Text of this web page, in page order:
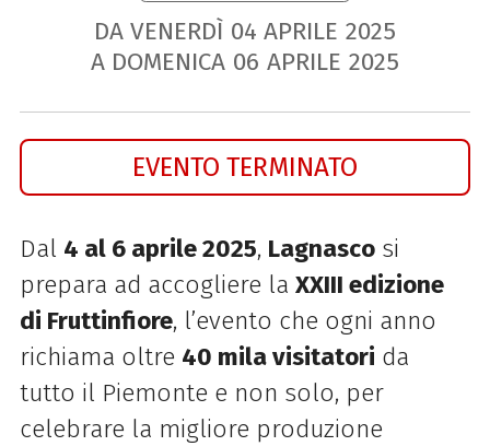
DA VENERDÌ 04 APRILE 2025
A DOMENICA 06 APRILE 2025
EVENTO TERMINATO
Dal 4 al 6 aprile 2025, Lagnascosi
prepara ad accogliere la XXIII edizione
di Fruttinfiore, l’evento che ogni anno
richiama oltre 40 mila visitatori da
tutto il Piemonte e non solo, per
celebrare la migliore produzione